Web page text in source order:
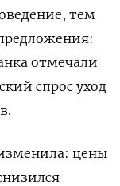
тем
отмечали
спрос уход
цены